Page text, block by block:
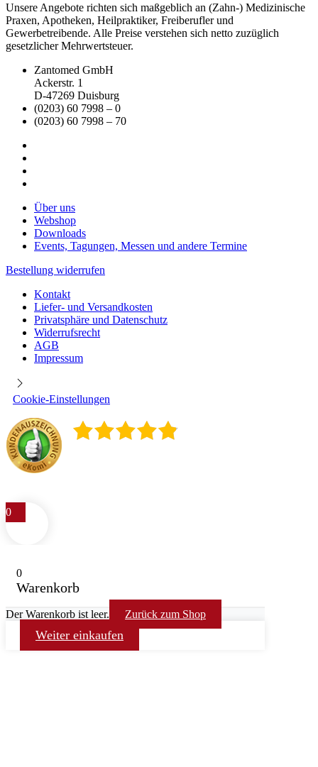
Unsere Angebote richten sich maßgeblich an (Zahn-) Medizinische
Praxen, Apotheken, Heilpraktiker, Freiberufler und
Gewerbetreibende. Alle Preise verstehen sich netto zuzüglich
gesetzlicher Mehrwertsteuer.
Zantomed GmbH
Ackerstr. 1
D-47269 Duisburg
(0203) 60 7998 – 0
(0203) 60 7998 – 70
Über uns
Webshop
Downloads
Events, Tagungen, Messen und andere Termine
Bestellung widerrufen
Kontakt
Liefer- und Versandkosten
Privatsphäre und Datenschutz
Widerrufsrecht
AGB
Impressum
Cookie-Einstellungen
0
0
Warenkorb
Der Warenkorb ist leer. Zurück zum Shop
Weiter einkaufen